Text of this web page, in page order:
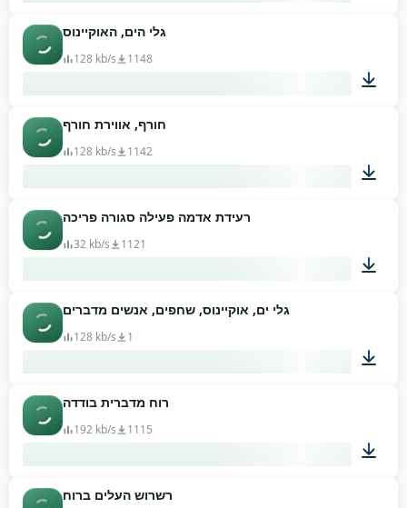
גלי הים, האוקיינוס
128 kb/s 1148
חורף, אווירת חורף
128 kb/s 1142
רעידת אדמה פעילה סגורה פריכה
32 kb/s 1121
גלי ים, אוקיינוס, שחפים, אנשים מדברים
128 kb/s 1
רוח מדברית בודדה
192 kb/s 1115
רשרוש העלים ברוח